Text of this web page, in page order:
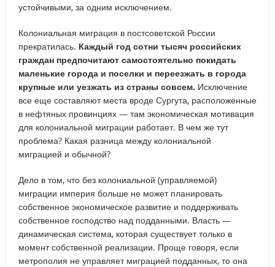
устойчивыми, за одним исключением.
Колониальная миграция в постсоветской России
прекратилась. Каждый год сотни тысяч российских
граждан предпочитают самостоятельно покидать
маленькие города и поселки и переезжать в города
крупные или уезжать из страны совсем. Исключение
все еще составляют места вроде Сургута, расположенные
в нефтяных провинциях — там экономическая мотивация
для колониальной миграции работает. В чем же тут
проблема? Какая разница между колониальной
миграцией и обычной?
Дело в том, что без колониальной (управляемой)
миграции империя больше не может планировать
собственное экономическое развитие и поддерживать
собственное господство над подданными. Власть —
динамическая система, которая существует только в
момент собственной реализации. Проще говоря, если
метрополия не управляет миграцией подданных, то она